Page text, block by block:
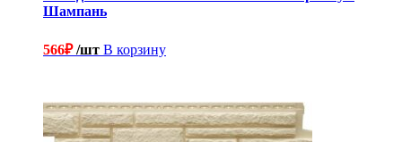
Шампань
566₽/шт В корзину